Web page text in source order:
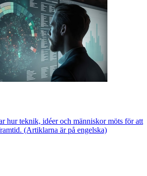
hur teknik, idéer och människor möts för att
(Artiklarna är på engelska)